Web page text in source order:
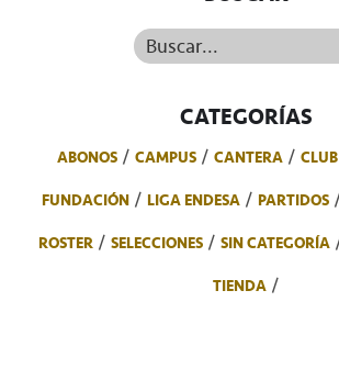
Buscar...
CATEGORÍAS
ABONOS CAMPUS CANTERA CLUB
FUNDACIÓN
LIGA ENDESA PARTIDOS
ROSTER
SELECCIONES SIN CATEGORÍA
TIENDA